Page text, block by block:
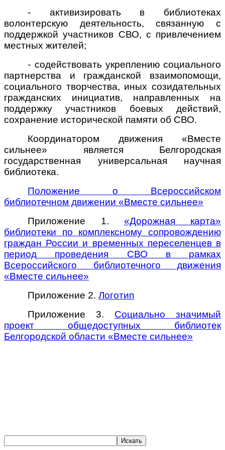
- активизировать в библиотеках
волонтерскую деятельность, связанную с
поддержкой участников СВО, с привлечением
местных жителей;
- содействовать укреплению социального
партнерства и гражданской взаимопомощи,
социального творчества, иных созидательных
гражданских инициатив, направленных на
поддержку участников боевых действий,
сохранение исторической памяти об СВО.
Координатором движения «Вместе
сильнее» является Белгородская
государственная универсальная научная
библиотека.
Положение о Всероссийском
библиотечном движении «Вместе сильнее»
Приложение 1. «Дорожная карта»
библиотеки по комплексному сопровождению
граждан России и временных переселенцев в
период проведения СВО в рамках
Всероссийского библиотечного движения
«Вместе сильнее»
Приложение 2.Логотип
Приложение 3. Социально значимый
проект общедоступных библиотек
Белгородской области «Вместе сильнее»